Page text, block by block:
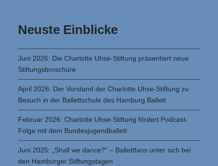
Neuste Einblicke
Juni 2026: Die Charlotte Uhse-Stiftung präsentiert neue
Stiftungsbroschüre
April 2026: Der Vorstand der Charlotte Uhse-Stiftung zu
Besuch in der Ballettschule des Hamburg Ballett
Februar 2026: Charlotte Uhse-Stiftung fördert Podcast-
Folge mit dem Bundesjugendballett
Juni 2025: „Shall we dance?“ – Ballettfans unter sich bei
den Hamburger Stiftungstagen